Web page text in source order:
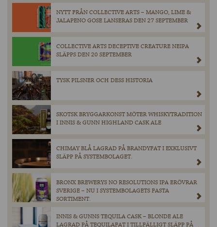
NYTT FRÅN COLLECTIVE ARTS – MANGO, LIME &
JALAPENO GOSE LANSERAS DEN 27 SEPTEMBER
COLLECTIVE ARTS DECEPTIVE CREATURE NEIPA
SLÄPPS DEN 20 SEPTEMBER
TYSK PILSNER OCH DESS HISTORIA
SKOTSK BRYGGARKONST MÖTER WHISKYTRADITION
I INNIS & GUNN HIGHLAND CASK ALE
CHIMAY BLÅ LAGRAD PÅ BRANDYFAT I EXKLUSIVT
SLÄPP PÅ SYSTEMBOLAGET.
BRONX BREWERYS NO RESOLUTIONS IPA ERÖVRAR
SVERIGE – NU I SYSTEMBOLAGETS FASTA
SORTIMENT.
INNIS & GUNNS TEQUILA CASK – BLONDE ALE
LAGRAD PÅ TEQUILAFAT I TILLFÄLLIGT SLÄPP PÅ